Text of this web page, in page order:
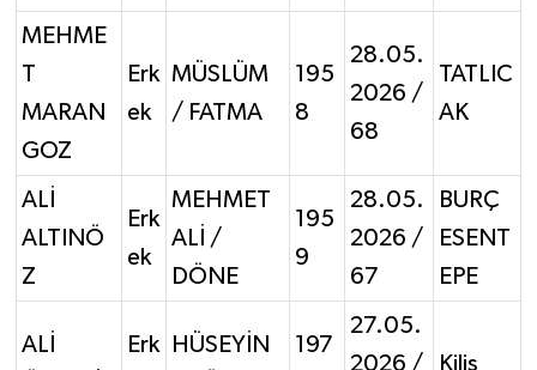
MEHME
T
MARAN
GOZ
Erk
ek
MÜSLÜM
/ FATMA
195
8
28.05.
2026 /
68
TATLIC
AK
ALİ
ALTINÖ
Z
Erk
ek
MEHMET
ALİ /
DÖNE
195
9
28.05.
2026 /
67
BURÇ
ESENT
EPE
ALİ Erk HÜSEYİN 197
27.05.
2026 /
Kilis